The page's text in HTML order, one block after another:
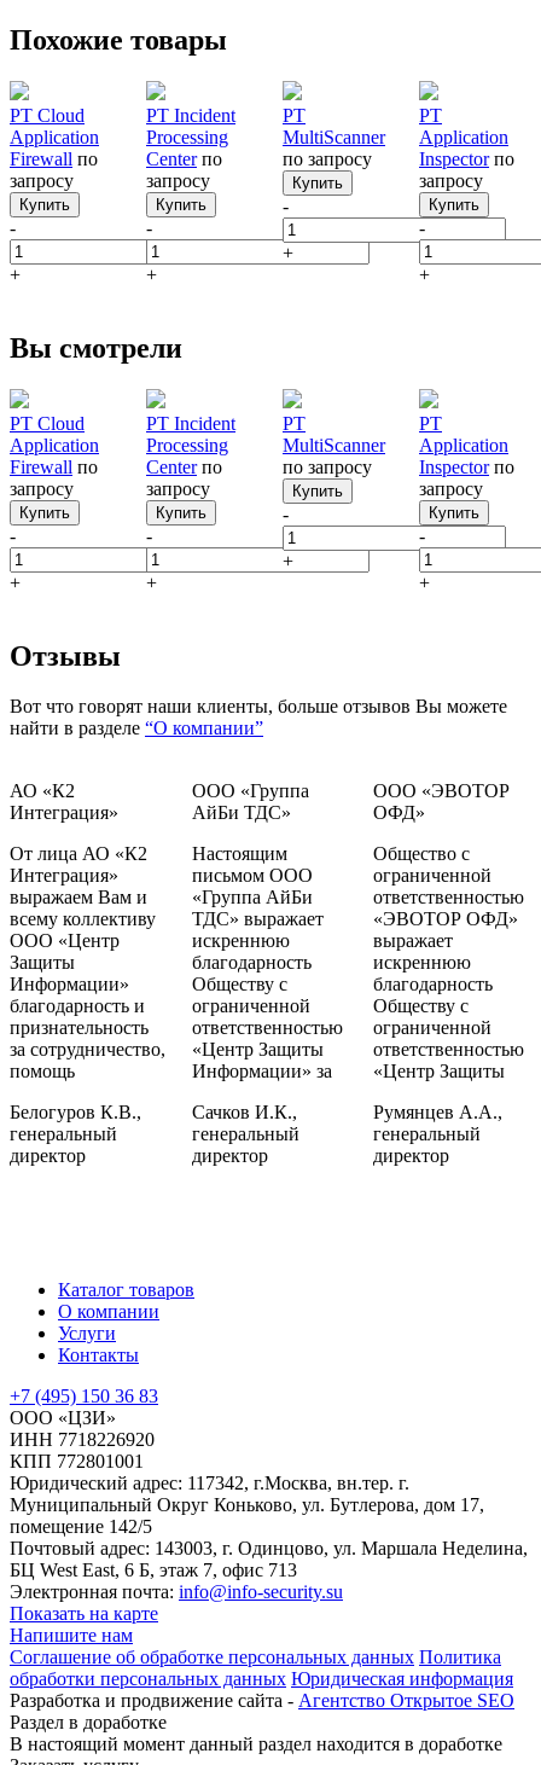
Похожие товары
PT Cloud
Application
Firewall по
запросу
Купить
-
+
PT Incident
Processing
Center по
запросу
Купить
-
+
PT
MultiScanner
по запросу
Купить
-
+
PT
Application
Inspector по
запросу
Купить
-
+
Вы смотрели
PT Cloud
Application
Firewall по
запросу
Купить
-
+
PT Incident
Processing
Center по
запросу
Купить
-
+
PT
MultiScanner
по запросу
Купить
-
+
PT
Application
Inspector по
запросу
Купить
-
+
Отзывы
Вот что говорят наши клиенты, больше отзывов Вы можете
найти в разделе “О компании”
АО «К2
Интеграция»
От лица АО «К2
Интеграция»
выражаем Вам и
всему коллективу
ООО «Центр
Защиты
Информации»
благодарность и
признательность
за сотрудничество,
помощь
Белогуров К.В.,
генеральный
директор
ООО «Группа
АйБи ТДС»
Настоящим
письмом ООО
«Группа АйБи
ТДС» выражает
искреннюю
благодарность
Обществу с
ограниченной
ответственностью
«Центр Защиты
Информации» за
Сачков И.К.,
генеральный
директор
ООО «ЭВОТОР
ОФД»
Общество с
ограниченной
ответственностью
«ЭВОТОР ОФД»
выражает
искреннюю
благодарность
Обществу с
ограниченной
ответственностью
«Центр Защиты
Румянцев А.А.,
генеральный
директор
Каталог товаров
О компании
Услуги
Контакты
+7 (495) 150 36 83
ООО «ЦЗИ»
ИНН 7718226920
КПП 772801001
Юридический адрес: 117342, г.Москва, вн.тер. г.
Муниципальный Округ Коньково, ул. Бутлерова, дом 17,
помещение 142/5
Почтовый адрес: 143003, г. Одинцово, ул. Маршала Неделина,
БЦ West East, 6 Б, этаж 7, офис 713
Электронная почта: info@info-security.su
Показать на карте
Напишите нам
Соглашение об обработке персональных данных Политика
обработки персональных данных Юридическая информация
Разработка и продвижение сайта - Агентство Открытое SEO
Раздел в доработке
В настоящий момент данный раздел находится в доработке